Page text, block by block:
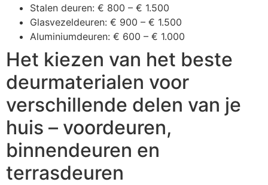
Stalen deuren: € 800 – € 1.500
Glasvezeldeuren: € 900 – € 1.500
Aluminiumdeuren: € 600 – € 1.000
Het kiezen van het beste
deurmaterialen voor
verschillende delen van je
huis – voordeuren,
binnendeuren en
terrasdeuren